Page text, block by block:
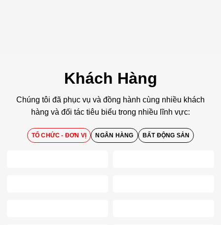
Khách Hàng
Chúng tôi đã phục vụ và đồng hành cùng nhiều khách
hàng và đối tác tiêu biểu trong nhiều lĩnh vực:
TỔ CHỨC - ĐƠN VỊ NGÂN HÀNG BẤT ĐỘNG SẢN